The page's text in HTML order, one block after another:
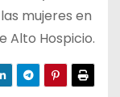
mujeres en
Alto Hospicio.